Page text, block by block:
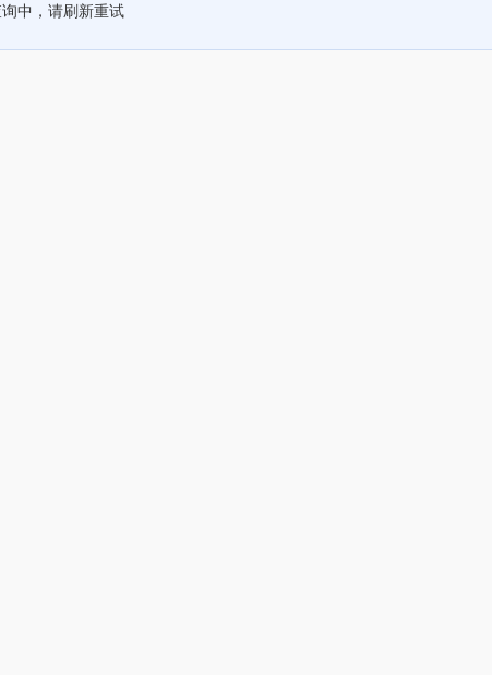
中，请刷新重试